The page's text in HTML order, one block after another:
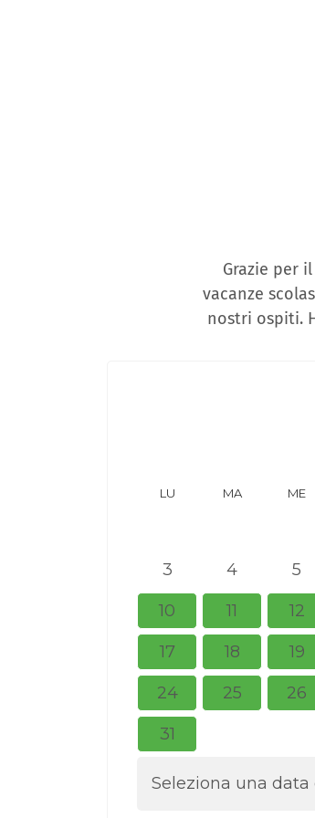
Grazie per
vacanze
nostri ospiti.
LU MA ME
3 4 5
10 11 12
17 18 19
24 25 26
31
Seleziona una data